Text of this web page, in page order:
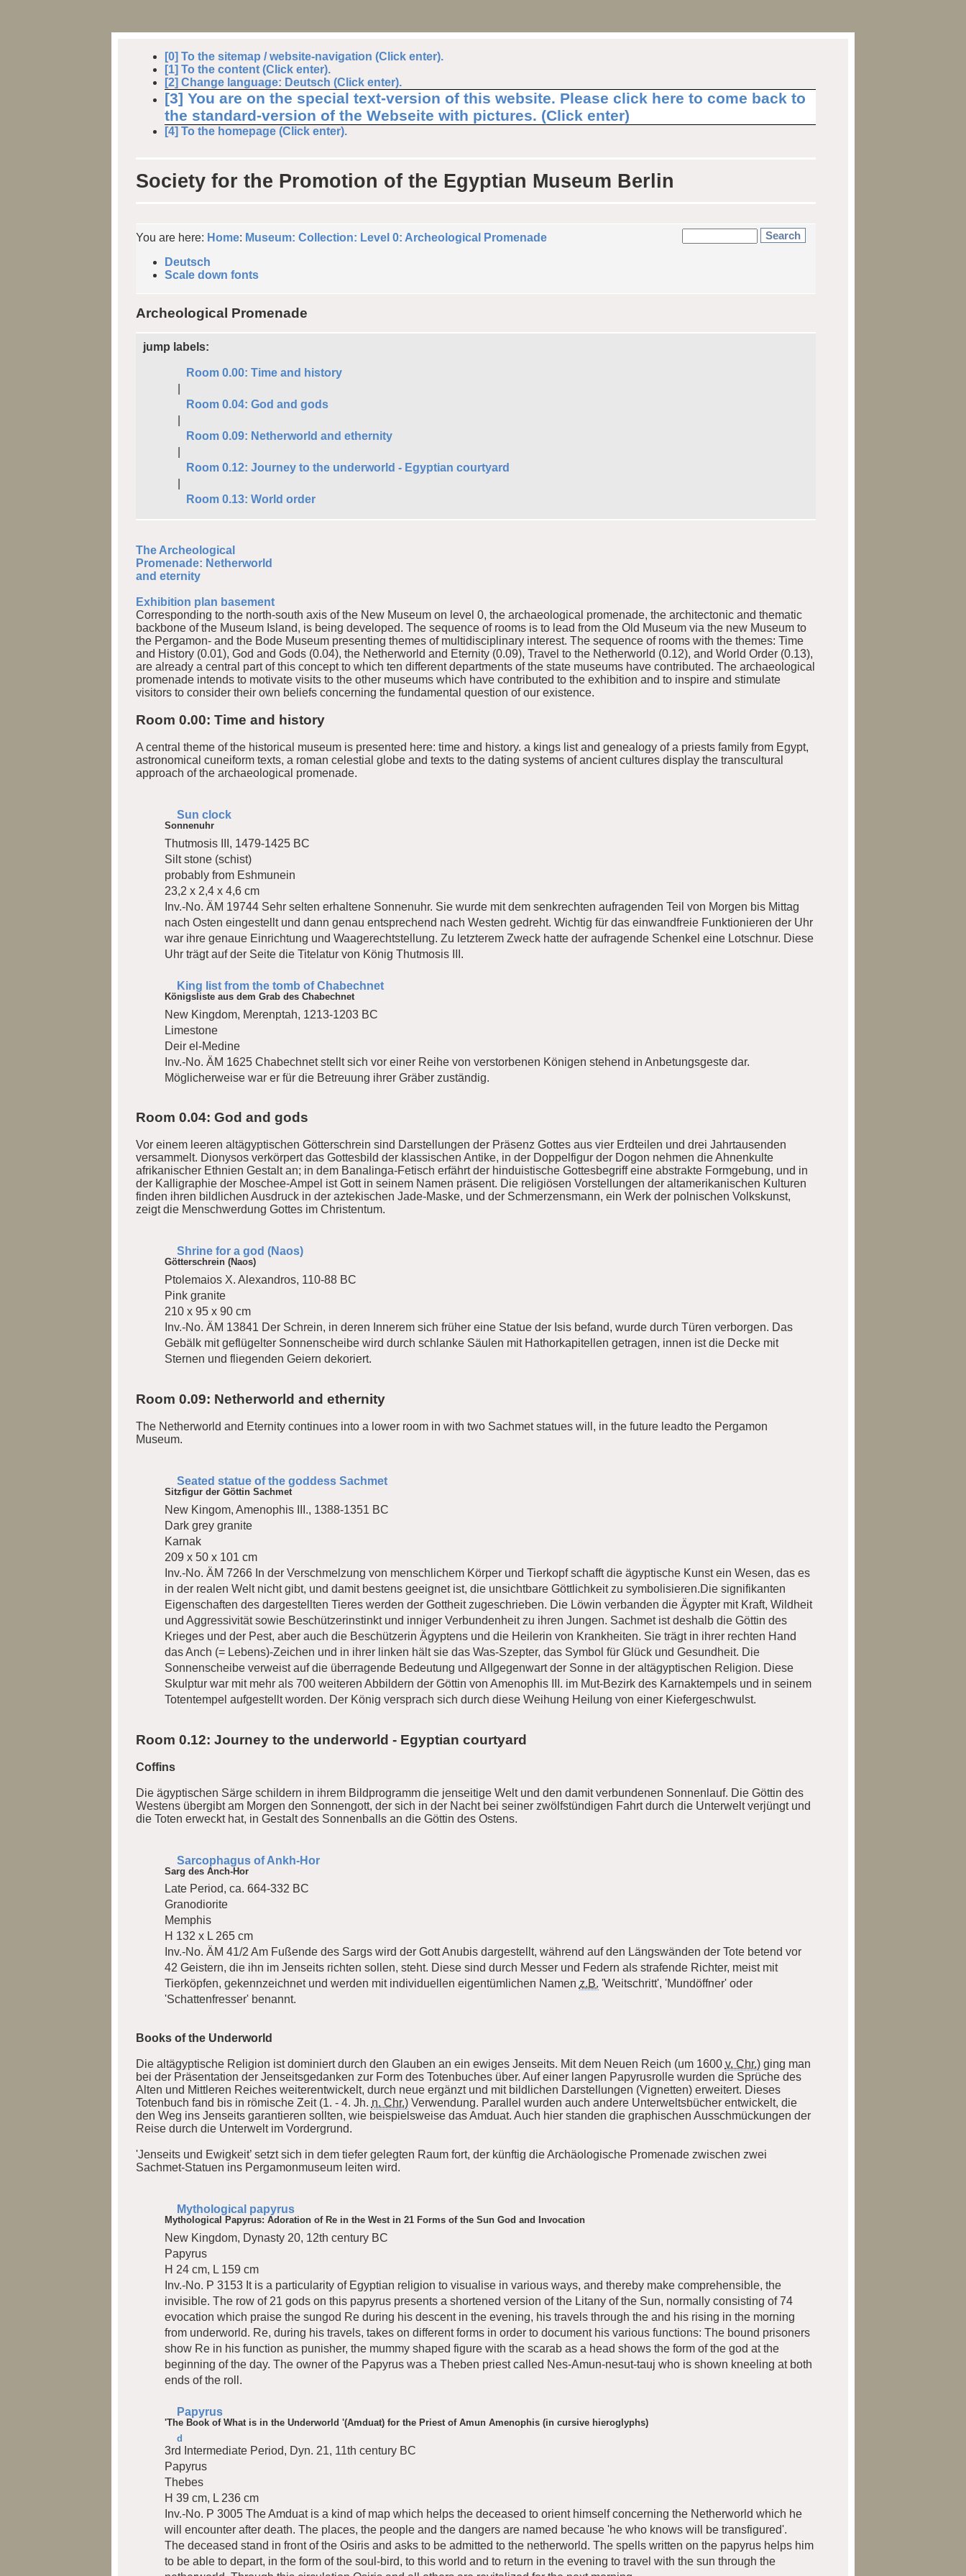
[0] To the sitemap / website-navigation (Click enter).
[1] To the content (Click enter).
[2] Change language: Deutsch (Click enter).
[3] You are on the special text-version of this website. Please click here to come back to
the standard-version of the Webseite with pictures. (Click enter)
[4] To the homepage (Click enter).
Society for the Promotion of the Egyptian Museum Berlin
You are here: Home: Museum: Collection: Level 0: Archeological Promenade
Deutsch
Scale down fonts
Archeological Promenade
jump labels:
Room 0.00: Time and history
Room 0.04: God and gods
Room 0.09: Netherworld and ethernity
Room 0.12: Journey to the underworld - Egyptian courtyard
Room 0.13: World order
The Archeological
Promenade: Netherworld
and eternity
Exhibition plan basement
Corresponding to the north-south axis of the New Museum on level 0, the archaeological promenade, the architectonic and thematic
backbone of the Museum Island, is being developed. The sequence of rooms is to lead from the Old Museum via the new Museum to
the Pergamon- and the Bode Museum presenting themes of multidisciplinary interest. The sequence of rooms with the themes: Time
and History (0.01), God and Gods (0.04), the Netherworld and Eternity (0.09), Travel to the Netherworld (0.12), and World Order (0.13),
are already a central part of this concept to which ten different departments of the state museums have contributed. The archaeological
promenade intends to motivate visits to the other museums which have contributed to the exhibition and to inspire and stimulate
visitors to consider their own beliefs concerning the fundamental question of our existence.
Room 0.00: Time and history
A central theme of the historical museum is presented here: time and history. a kings list and genealogy of a priests family from Egypt,
astronomical cuneiform texts, a roman celestial globe and texts to the dating systems of ancient cultures display the transcultural
approach of the archaeological promenade.
Sun clock
Sonnenuhr
Thutmosis III, 1479-1425 BC
Silt stone (schist)
probably from Eshmunein
23,2 x 2,4 x 4,6 cm
Inv.-No. ÄM 19744 Sehr selten erhaltene Sonnenuhr. Sie wurde mit dem senkrechten aufragenden Teil von Morgen bis Mittag
nach Osten eingestellt und dann genau entsprechend nach Westen gedreht. Wichtig für das einwandfreie Funktionieren der Uhr
war ihre genaue Einrichtung und Waagerechtstellung. Zu letzterem Zweck hatte der aufragende Schenkel eine Lotschnur. Diese
Uhr trägt auf der Seite die Titelatur von König Thutmosis III.
King list from the tomb of Chabechnet
Königsliste aus dem Grab des Chabechnet
New Kingdom, Merenptah, 1213-1203 BC
Limestone
Deir el-Medine
Inv.-No. ÄM 1625 Chabechnet stellt sich vor einer Reihe von verstorbenen Königen stehend in Anbetungsgeste dar.
Möglicherweise war er für die Betreuung ihrer Gräber zuständig.
Room 0.04: God and gods
Vor einem leeren altägyptischen Götterschrein sind Darstellungen der Präsenz Gottes aus vier Erdteilen und drei Jahrtausenden
versammelt. Dionysos verkörpert das Gottesbild der klassischen Antike, in der Doppelfigur der Dogon nehmen die Ahnenkulte
afrikanischer Ethnien Gestalt an; in dem Banalinga-Fetisch erfährt der hinduistische Gottesbegriff eine abstrakte Formgebung, und in
der Kalligraphie der Moschee-Ampel ist Gott in seinem Namen präsent. Die religiösen Vorstellungen der altamerikanischen Kulturen
finden ihren bildlichen Ausdruck in der aztekischen Jade-Maske, und der Schmerzensmann, ein Werk der polnischen Volkskunst,
zeigt die Menschwerdung Gottes im Christentum.
Shrine for a god (Naos)
Götterschrein (Naos)
Ptolemaios X. Alexandros, 110-88 BC
Pink granite
210 x 95 x 90 cm
Inv.-No. ÄM 13841 Der Schrein, in deren Innerem sich früher eine Statue der Isis befand, wurde durch Türen verborgen. Das
Gebälk mit geflügelter Sonnenscheibe wird durch schlanke Säulen mit Hathorkapitellen getragen, innen ist die Decke mit
Sternen und fliegenden Geiern dekoriert.
Room 0.09: Netherworld and ethernity
The Netherworld and Eternity continues into a lower room in with two Sachmet statues will, in the future leadto the Pergamon
Museum.
Seated statue of the goddess Sachmet
Sitzfigur der Göttin Sachmet
New Kingom, Amenophis III., 1388-1351 BC
Dark grey granite
Karnak
209 x 50 x 101 cm
Inv.-No. ÄM 7266 In der Verschmelzung von menschlichem Körper und Tierkopf schafft die ägyptische Kunst ein Wesen, das es
in der realen Welt nicht gibt, und damit bestens geeignet ist, die unsichtbare Göttlichkeit zu symbolisieren.Die signifikanten
Eigenschaften des dargestellten Tieres werden der Gottheit zugeschrieben. Die Löwin verbanden die Ägypter mit Kraft, Wildheit
und Aggressivität sowie Beschützerinstinkt und inniger Verbundenheit zu ihren Jungen. Sachmet ist deshalb die Göttin des
Krieges und der Pest, aber auch die Beschützerin Ägyptens und die Heilerin von Krankheiten. Sie trägt in ihrer rechten Hand
das Anch (= Lebens)-Zeichen und in ihrer linken hält sie das Was-Szepter, das Symbol für Glück und Gesundheit. Die
Sonnenscheibe verweist auf die überragende Bedeutung und Allgegenwart der Sonne in der altägyptischen Religion. Diese
Skulptur war mit mehr als 700 weiteren Abbildern der Göttin von Amenophis III. im Mut-Bezirk des Karnaktempels und in seinem
Totentempel aufgestellt worden. Der König versprach sich durch diese Weihung Heilung von einer Kiefergeschwulst.
Room 0.12: Journey to the underworld - Egyptian courtyard
Coffins
Die ägyptischen Särge schildern in ihrem Bildprogramm die jenseitige Welt und den damit verbundenen Sonnenlauf. Die Göttin des
Westens übergibt am Morgen den Sonnengott, der sich in der Nacht bei seiner zwölfstündigen Fahrt durch die Unterwelt verjüngt und
die Toten erweckt hat, in Gestalt des Sonnenballs an die Göttin des Ostens.
Sarcophagus of Ankh-Hor
Sarg des Anch-Hor
Late Period, ca. 664-332 BC
Granodiorite
Memphis
H 132 x L 265 cm
Inv.-No. ÄM 41/2 Am Fußende des Sargs wird der Gott Anubis dargestellt, während auf den Längswänden der Tote betend vor
42 Geistern, die ihn im Jenseits richten sollen, steht. Diese sind durch Messer und Federn als strafende Richter, meist mit
Tierköpfen, gekennzeichnet und werden mit individuellen eigentümlichen Namen z.B. 'Weitschritt', 'Mundöffner' oder
'Schattenfresser' benannt.
Books of the Underworld
Die altägyptische Religion ist dominiert durch den Glauben an ein ewiges Jenseits. Mit dem Neuen Reich (um 1600 v. Chr.)ging man
bei der Präsentation der Jenseitsgedanken zur Form des Totenbuches über. Auf einer langen Papyrusrolle wurden die Sprüche des
Alten und Mittleren Reiches weiterentwickelt, durch neue ergänzt und mit bildlichen Darstellungen (Vignetten) erweitert. Dieses
Totenbuch fand bis in römische Zeit (1. - 4. Jh. n. Chr.)Verwendung. Parallel wurden auch andere Unterweltsbücher entwickelt, die
den Weg ins Jenseits garantieren sollten, wie beispielsweise das Amduat. Auch hier standen die graphischen Ausschmückungen der
Reise durch die Unterwelt im Vordergrund.
'Jenseits und Ewigkeit’ setzt sich in dem tiefer gelegten Raum fort, der künftig die Archäologische Promenade zwischen zwei
Sachmet-Statuen ins Pergamonmuseum leiten wird.
Mythological papyrus
Mythological Papyrus: Adoration of Re in the West in 21 Forms of the Sun God and Invocation
New Kingdom, Dynasty 20, 12th century BC
Papyrus
H 24 cm, L 159 cm
Inv.-No. P 3153 It is a particularity of Egyptian religion to visualise in various ways, and thereby make comprehensible, the
invisible. The row of 21 gods on this papyrus presents a shortened version of the Litany of the Sun, normally consisting of 74
evocation which praise the sungod Re during his descent in the evening, his travels through the and his rising in the morning
from underworld. Re, during his travels, takes on different forms in order to document his various functions: The bound prisoners
show Re in his function as punisher, the mummy shaped figure with the scarab as a head shows the form of the god at the
beginning of the day. The owner of the Papyrus was a Theben priest called Nes-Amun-nesut-tauj who is shown kneeling at both
ends of the roll.
Papyrus
'The Book of What is in the Underworld '(Amduat) for the Priest of Amun Amenophis (in cursive hieroglyphs)
d
3rd Intermediate Period, Dyn. 21, 11th century BC
Papyrus
Thebes
H 39 cm, L 236 cm
Inv.-No. P 3005 The Amduat is a kind of map which helps the deceased to orient himself concerning the Netherworld which he
will encounter after death. The places, the people and the dangers are named because 'he who knows will be transfigured'.
The deceased stand in front of the Osiris and asks to be admitted to the netherworld. The spells written on the papyrus helps him
to be able to depart, in the form of the soul-bird, to this world and to return in the evening to travel with the sun through the